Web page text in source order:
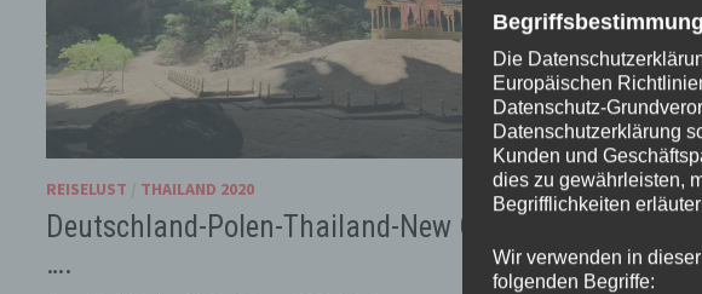
REISELUST THAILAND 2020
Deutschland-Polen-Thailand-New Orleans
….
REISELUST
von
Die
Europäischen
Datenschutz-
Datenschutzerklärung
Kunden und
dies zu gewährleisten,
Begrifflichkeiten
Wir verwenden in
folgenden Begriffe: